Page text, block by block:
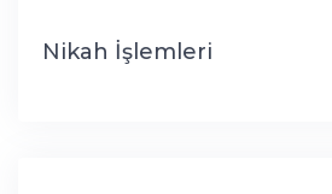
Nikah İşlemleri